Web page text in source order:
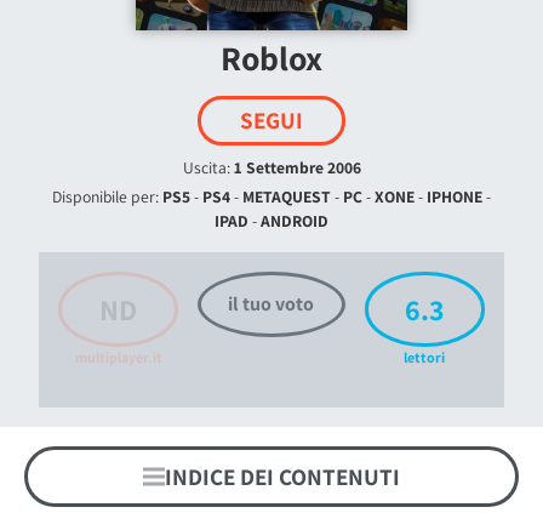
Roblox
SEGUI
Uscita:1 Settembre 2006
Disponibile per: PS5- PS4- METAQUEST- PC-XONE- IPHONE-
IPAD -ANDROID
ND
multiplayer.it
il tuo voto 6.3
lettori
INDICE DEI CONTENUTI